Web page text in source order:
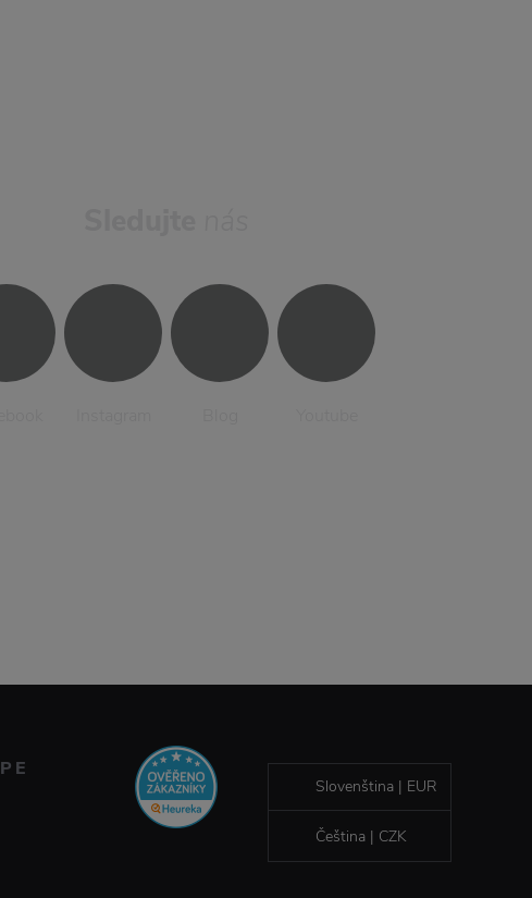
Slovenština | EUR
Čeština | CZK